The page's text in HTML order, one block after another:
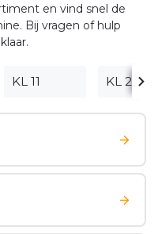
en vind snel de
Bij vragen of hulp
KL 11 KL 22